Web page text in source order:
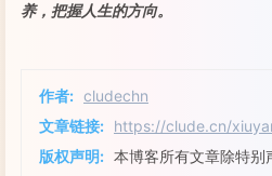
养，把握人生的方向。
作者: cludechn
文章链接: https://clude.cn/
版权声明: 本博客所有文章除特别